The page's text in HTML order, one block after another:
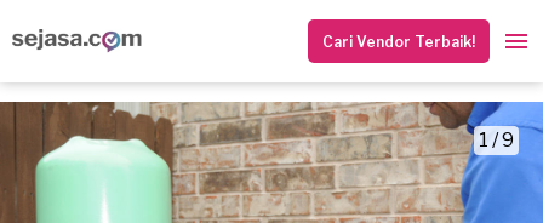
Cari Vendor Terbaik!
1 / 9